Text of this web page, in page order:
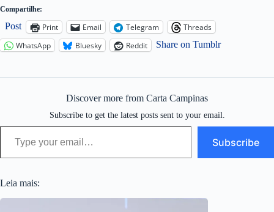
Compartilhe:
Post Print Email Telegram
Threads
WhatsApp
Bluesky Reddit Share on Tumblr
Discover more from Carta Campinas
Subscribe to get the latest posts sent to your email.
Type your email…
Subscribe
Leia mais: